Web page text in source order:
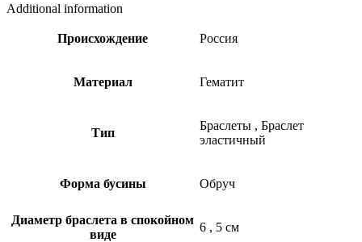
Additional information
Происхождение Россия
Материал Гематит
Тип
Браслеты , Браслет
эластичный
Форма бусины Обруч
Диаметр браслета в спокойном
виде
6 , 5 см